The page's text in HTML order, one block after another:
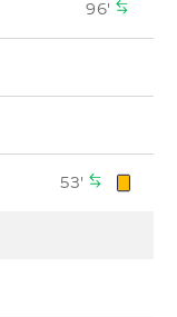
96'
53'